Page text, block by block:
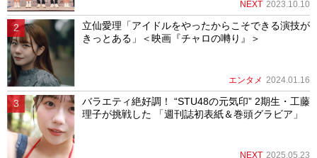
NEXT 2023.10.10
立仙愛理「アイドルをやったからこそできる演技が
きっとある」＜映画『チャロの囀り』＞
エンタメ 2024.01.16
バラエティ絶好調！ “STU48の元気印” 2期生・工藤
理子が挑戦した 「週刊誌初表紙＆巻頭グラビア」
NEXT 2025.05.23